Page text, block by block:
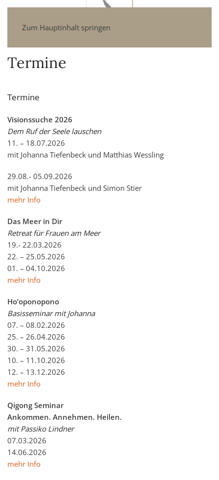
Zum Hauptinhalt springen
Termine
Termine
Visionssuche 2026
Dem Ruf der Seele lauschen
11. – 18.07.2026
mit Johanna Tiefenbeck und Matthias Wessling
29.08.- 05.09.2026
mit Johanna Tiefenbeck und Simon Stier
mehr Info
Das Meer in Dir
Retreat für Frauen am Meer
19.- 22.03.2026
22. – 25.05.2026
01. – 04.10.2026
mehr Info
Ho’oponopono
Basisseminar mit Johanna
07. – 08.02.2026
25. – 26.04.2026
30. – 31.05.2026
10. – 11.10.2026
12. – 13.12.2026
mehr Info
Qigong Seminar
Ankommen. Annehmen. Heilen.
mit Passiko Lindner
07.03.2026
14.06.2026
mehr Info